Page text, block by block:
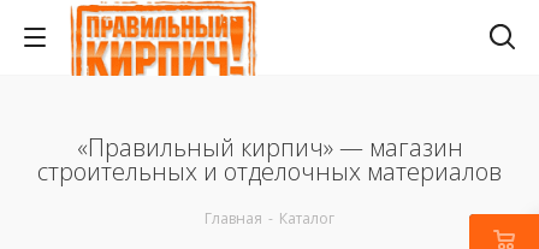
«Правильный кирпич» — магазин
строительных и отделочных материалов
Главная - Каталог